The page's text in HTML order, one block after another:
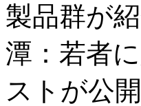
製品群が
潭：若者
ストが公